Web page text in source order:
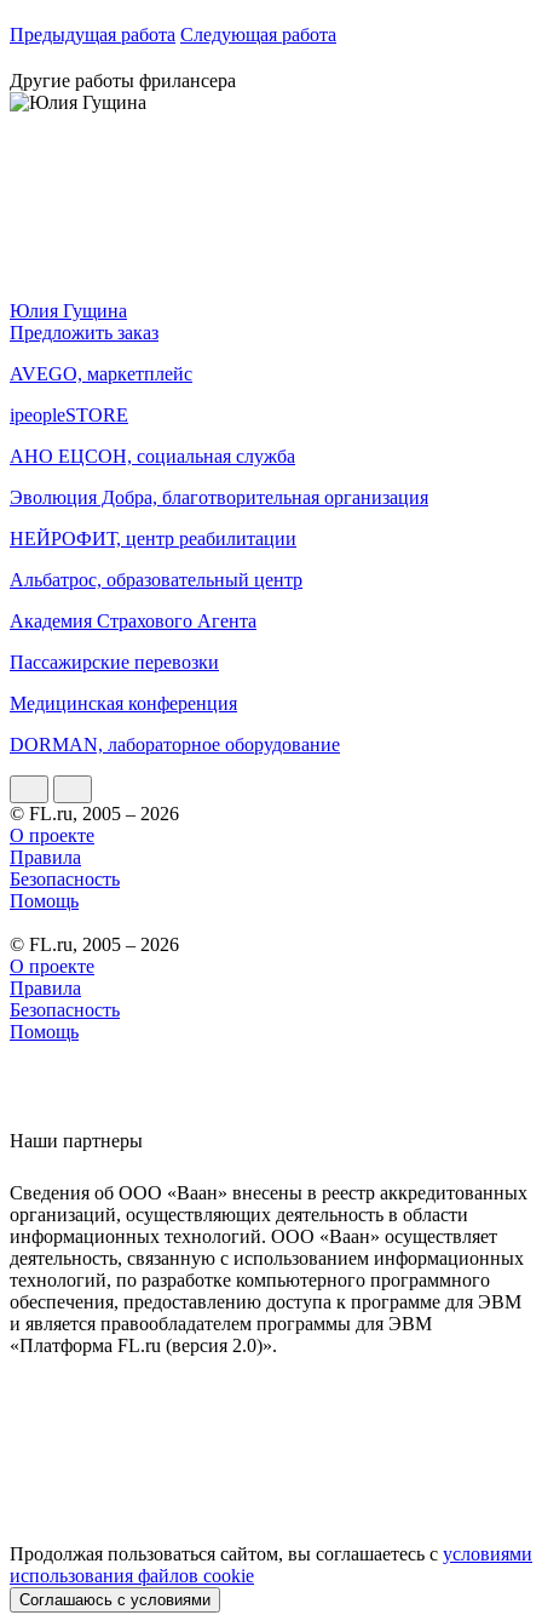
Предыдущая работа Следующая работа
Другие работы фрилансера
Юлия Гущина
Предложить заказ
AVEGO, маркетплейс
ipeopleSTORE
АНО ЕЦСОН, социальная служба
Эволюция Добра, благотворительная организация
НЕЙРОФИТ, центр реабилитации
Альбатрос, образовательный центр
Академия Страхового Агента
Пассажирские перевозки
Медицинская конференция
DORMAN, лабораторное оборудование
© FL.ru, 2005 – 2026
О проекте
Правила
Безопасность
Помощь
© FL.ru, 2005 – 2026
О проекте
Правила
Безопасность
Помощь
Наши партнеры
Сведения об ООО «Ваан» внесены в реестр аккредитованных
организаций, осуществляющих деятельность в области
информационных технологий. ООО «Ваан» осуществляет
деятельность, связанную с использованием информационных
технологий, по разработке компьютерного программного
обеспечения, предоставлению доступа к программе для ЭВМ
и является правообладателем программы для ЭВМ
«Платформа FL.ru (версия 2.0)».
Продолжая пользоваться сайтом, вы соглашаетесь с условиями
использования файлов cookie
Соглашаюсь с условиями